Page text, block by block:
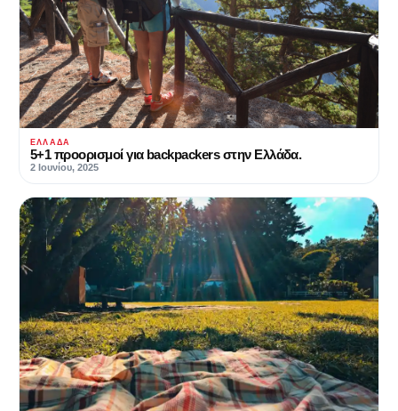
ΕΛΛΆΔΑ
5+1 προορισμοί για backpackers στην Ελλάδα.
2 Ιουνίου, 2025